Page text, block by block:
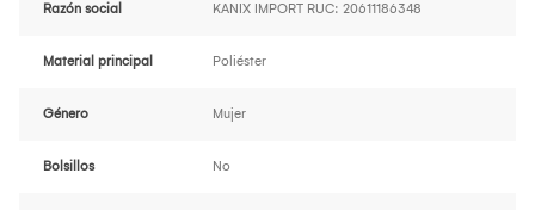
Razón social KANIX IMPORT RUC: 20611186348
Material principal Poliéster
Género Mujer
Bolsillos No